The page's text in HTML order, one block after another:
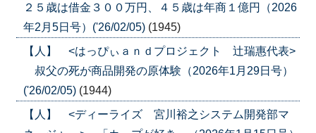
２５歳は借金３００万円、４５歳は年商１億円（2026
年2月5日号）('26/02/05) (1945)
【人】 <はっぴぃａｎｄプロジェクト 辻瑞惠代表>
叔父の死が商品開発の原体験（2026年1月29日号）
('26/02/05) (1944)
【人】 <ディーライズ 宮川裕之システム開発部マ